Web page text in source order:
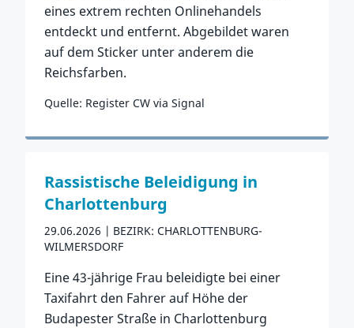
eines extrem rechten Onlinehandels
entdeckt und entfernt. Abgebildet waren
auf dem Sticker unter anderem die
Reichsfarben.
Quelle: Register CW via Signal
Zum Vorfall
Rassistische Beleidigung in
Charlottenburg
29.06.2026
BEZIRK: CHARLOTTENBURG-
WILMERSDORF
Eine 43-jährige Frau beleidigte bei einer
Taxifahrt den Fahrer auf Höhe der
Budapester Straße in Charlottenburg